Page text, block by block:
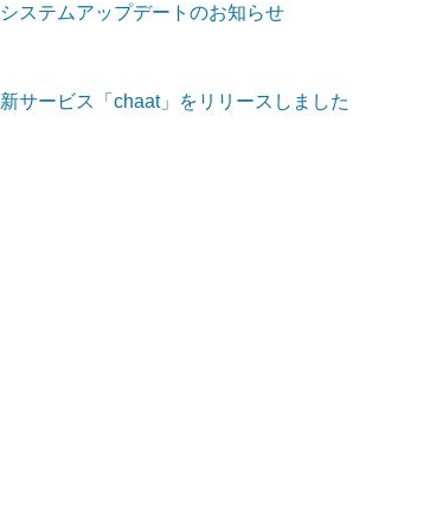
システムアップデートのお知らせ
新サービス「chaat」をリリースしました